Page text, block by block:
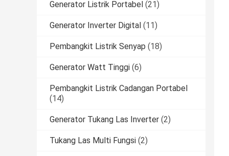
Generator Listrik Portabel (21)
Generator Inverter Digital (11)
Pembangkit Listrik Senyap (18)
Generator Watt Tinggi (6)
Pembangkit Listrik Cadangan Portabel
(14)
Generator Tukang Las Inverter (2)
Tukang Las Multi Fungsi (2)